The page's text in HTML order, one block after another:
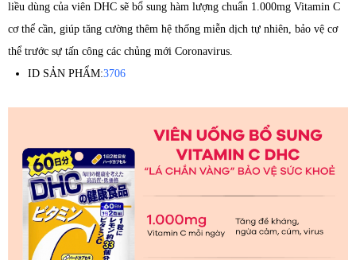
liều dùng của viên DHC sẽ bổ sung hàm lượng chuẩn 1.000mg Vitamin C
cơ thể cần, giúp tăng cường thêm hệ thống miễn dịch tự nhiên, bảo vệ cơ
thể trước sự tấn công các chủng mới Coronavirus.
ID SẢN PHẨM:3706